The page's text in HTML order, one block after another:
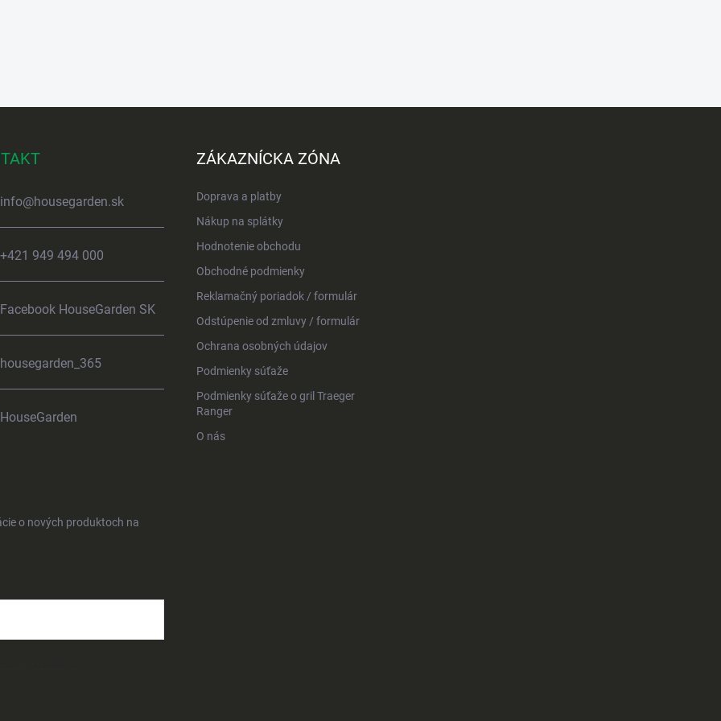
info@housegarden.sk
+421 949 494 000
Facebook HouseGarden SK
housegarden_365
HouseGarden
ZÁKAZNÍCKA ZÓNA
Doprava a platby
Nákup na splátky
Hodnotenie obchodu
Obchodné podmienky
Reklamačný poriadok / formulár
Odstúpenie od zmluvy / formulár
Ochrana osobných údajov
Podmienky súťaže
Podmienky súťaže o gril Traeger
Ranger
O nás
o nových produktoch na